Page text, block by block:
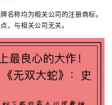
名称均为相关公司的注册商标。
，与相关公司无关。